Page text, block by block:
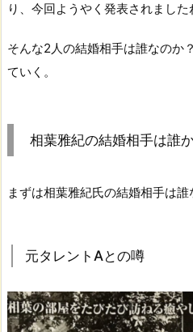
り、今回ようやく発表されました
そんな2人の結婚相手は誰なのか
ていく。
相葉雅紀の結婚相手は誰
まずは相葉雅紀氏の結婚相手は誰
元タレントAとの噂